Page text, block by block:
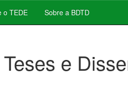
o TEDE Sobre a BDTD
e